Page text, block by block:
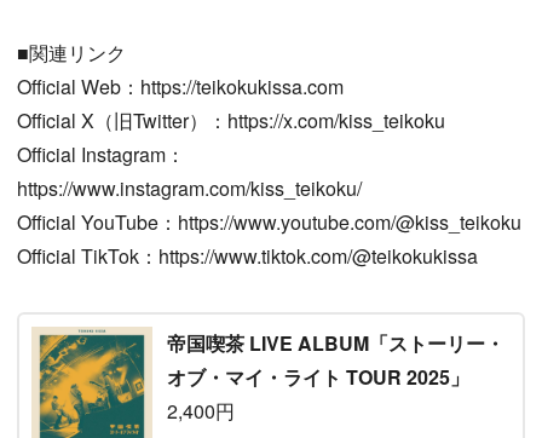
■関連リンク
Official Web：https://teikokukissa.com
Official X（旧Twitter）：https://x.com/kiss_teikoku
Official Instagram：
https://www.instagram.com/kiss_teikoku/
Official YouTube：https://www.youtube.com/@kiss_teikoku
Official TikTok：https://www.tiktok.com/@teikokukissa
帝国喫茶 LIVE ALBUM「ストーリー・
オブ・マイ・ライト TOUR 2025」
2,400円